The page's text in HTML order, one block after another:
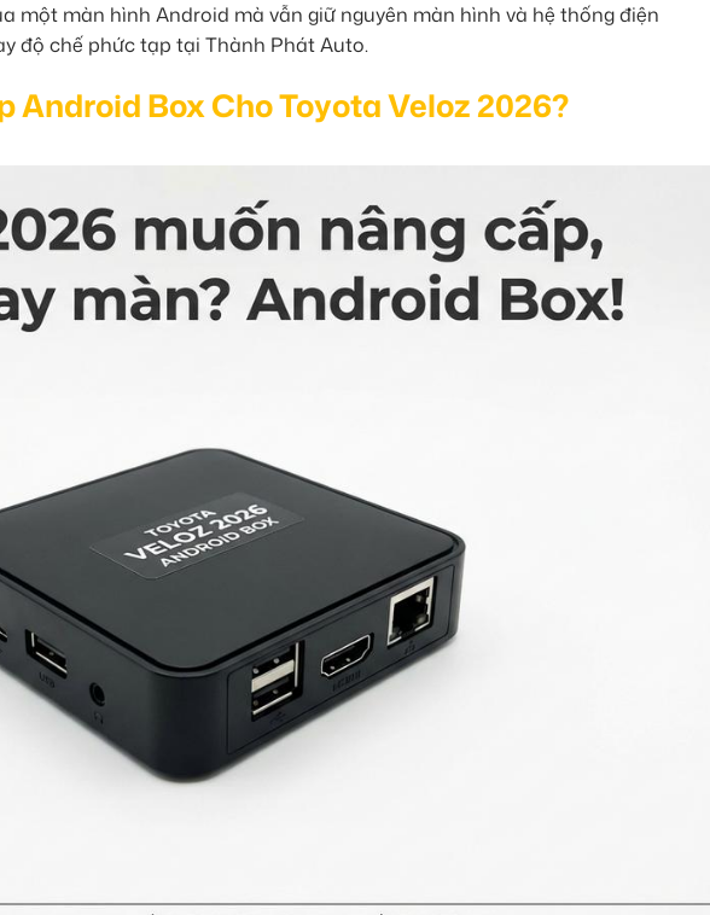
một màn hình Android mà vẫn giữ nguyên màn hình và hệ thống điện
độ chế phức tạp tại Thành Phát Auto.
Android Box Cho Toyota Veloz 2026?